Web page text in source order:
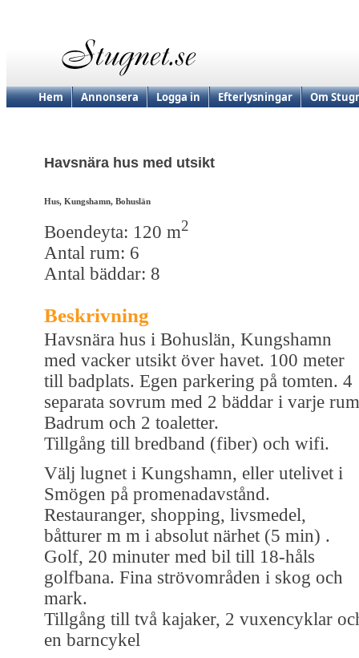
Hem Annonsera Logga in Efterlysningar Om
Havsnära hus med utsikt
Hus, Kungshamn, Bohuslän
Boendeyta: 120 m2
Antal rum: 6
Antal bäddar: 8
Beskrivning
Havsnära hus i Bohuslän, Kungshamn
med vacker utsikt över havet. 100 meter
till badplats. Egen parkering på tomten. 4
separata sovrum med 2 bäddar i varje
Badrum och 2 toaletter.
Tillgång till bredband (fiber) och wifi.
Välj lugnet i Kungshamn, eller utelivet i
Smögen på promenadavstånd.
Restauranger, shopping, livsmedel,
båtturer m m i absolut närhet (5 min) .
Golf, 20 minuter med bil till 18-håls
golfbana. Fina strövområden i skog och
mark.
Tillgång till två kajaker, 2 vuxencyklar
en barncykel